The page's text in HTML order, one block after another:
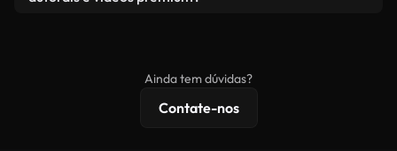
licenciamento estendidas.
Ainda tem dúvidas?
Contate-nos